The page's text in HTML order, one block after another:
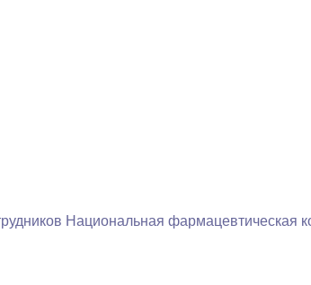
Национальная фармацевтическая